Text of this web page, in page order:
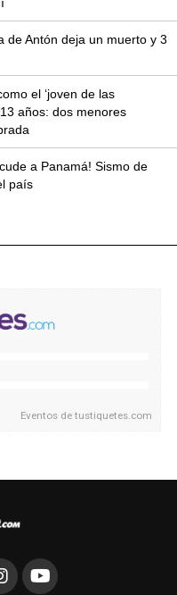
de Antón deja un muerto y 3
el ‘joven de las
13 años: dos menores
a Panamá! Sismo de
país
Eventos detustiquetes.com